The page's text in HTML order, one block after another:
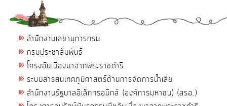
สำนักงานเลขานุการกรม
กรมประชาสัมพันธ์
โครงอันเนื่องมาจากพระราชดำริ
ระบบสารสนเทศภูมิศาสตร์ด้านการจัดการน้ำเสีย
สำนักงานรัฐบาลอิเล็กทรอนิกส์ (องค์การมหาชน) (สรอ.)